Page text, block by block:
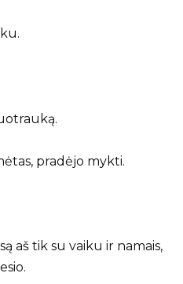
pradėjo mykti.
aš tik su vaiku ir namais,